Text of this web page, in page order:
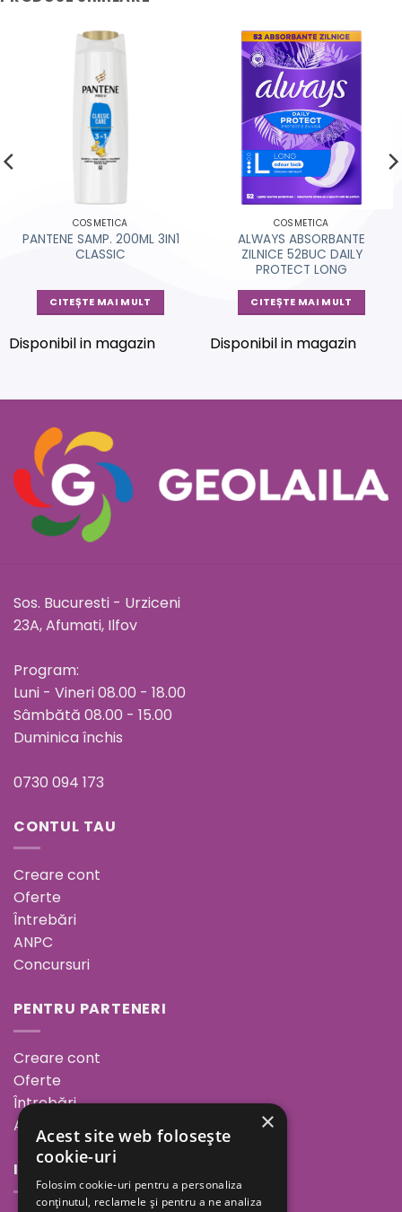
COSMETICA
PANTENE SAMP. 200ML 3IN1
CLASSIC
CITEȘTE MAI MULT
Disponibil in magazin
COSMETICA
ALWAYS ABSORBANTE
ZILNICE 52BUC DAILY
PROTECT LONG
CITEȘTE MAI MULT
Disponibil in magazin
Sos. Bucuresti - Urziceni
23A, Afumati, Ilfov
Program:
Luni - Vineri 08.00 - 18.00
Sâmbătă 08.00 - 15.00
Duminica închis
0730 094 173
CONTUL TAU
Creare cont
Oferte
Întrebări
ANPC
Concursuri
PENTRU PARTENERI
Creare cont
Oferte
Întrebări
ANPC
INFORMAȚII
×
Acest site web folosește
cookie-uri
Folosim cookie-uri pentru a personaliza
conținutul, reclamele și pentru a ne analiza